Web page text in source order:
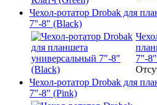
Чехол-ротатор Drobak для
7"-8" (Black)
7"-
Чехол-ротатор Drobak для
7"-8" (Pink)